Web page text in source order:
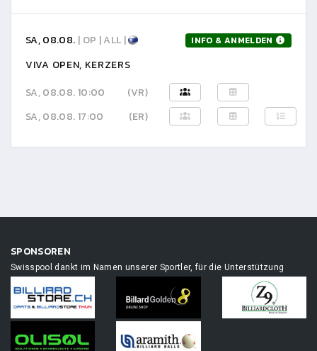
SA, 08.08. | OP | ALL | INFO & ANMELDEN
VIVA OPEN, KERZERS
SA, 08.08. 10:00
(VR)
SA, 08.08. 17:00
(ER)
SPONSOREN
Swisspool dankt im Namen unserer Sportler, für die Unterstützung